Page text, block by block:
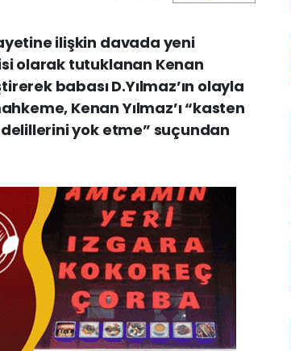
ilişkin davada yeni
olarak tutuklanan Kenan
babası D.Yılmaz’ın olayla
Kenan Yılmaz’ı “kasten
delillerini yok etme” suçundan